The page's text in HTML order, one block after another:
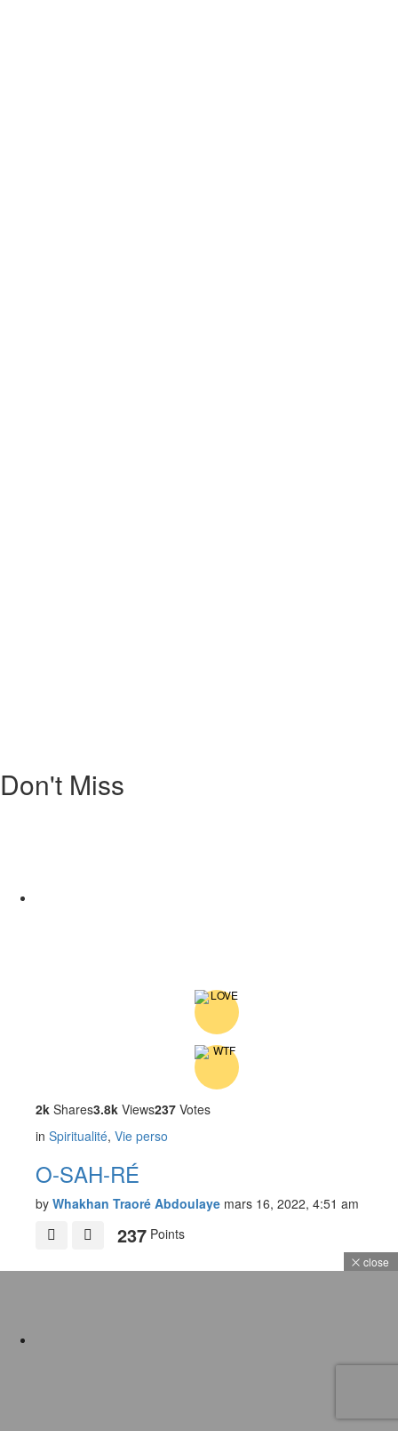
Don't Miss
2k Shares3.8k Views237 Votes
in Spiritualité, Vie perso
O-SAH-RÉ
by Whakhan Traoré Abdoulaye mars 16, 2022, 4:51 am
237 Points
close